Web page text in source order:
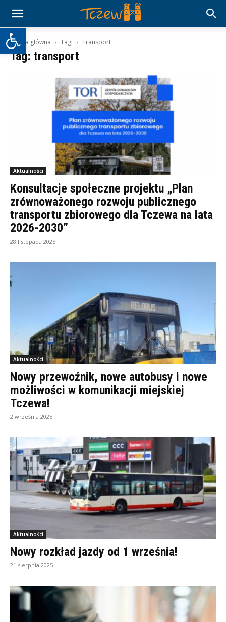
Otwórz pasek narzędzi
Strona główna Tagi Transport
Tag: transport
Aktualności
Konsultacje społeczne projektu „Plan
zrównoważonego rozwoju publicznego
transportu zbiorowego dla Tczewa na lata
2026-2030”
28 listopada 2025
Aktualności
Nowy przewoźnik, nowe autobusy i nowe
możliwości w komunikacji miejskiej
Tczewa!
2 września 2025
Aktualności
Nowy rozkład jazdy od 1 września!
21 sierpnia 2025